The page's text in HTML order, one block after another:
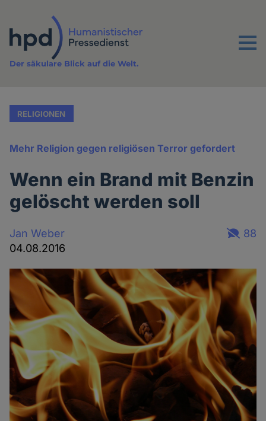
Inhalt
Menu
Der säkulare Blick auf die Welt.
RELIGIONEN
Mehr Religion gegen religiösen Terror gefordert
Wenn ein Brand mit Benzin
gelöscht werden soll
Jan Weber
04.08.2016
88